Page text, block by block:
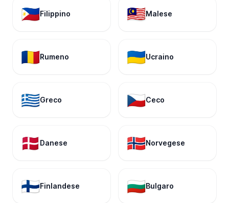
🇵🇭Filippino 🇲🇾Malese
🇷🇴Rumeno 🇺🇦Ucraino
🇬🇷Greco 🇨🇿Ceco
🇩🇰 Danese 🇳🇴Norvegese
🇫🇮Finlandese 🇧🇬Bulgaro